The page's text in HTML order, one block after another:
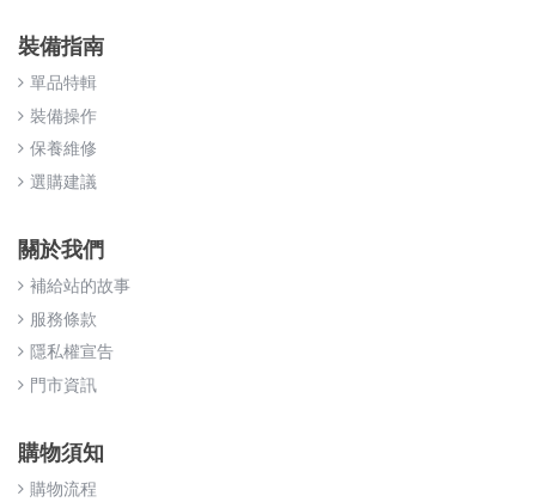
裝備指南
單品特輯
裝備操作
保養維修
選購建議
關於我們
補給站的故事
服務條款
隱私權宣告
門市資訊
購物須知
購物流程